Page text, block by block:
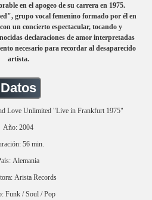
en el apogeo de su carrera en 1975.
grupo vocal femenino formado por él en
un concierto espectacular, tocando y
declaraciones de amor interpretadas
necesario para recordar al desaparecido
artista.
Datos
Love Unlimited "Live in Frankfurt 1975"
Año: 2004
56 min.
Alemania
Arista Records
Funk / Soul / Pop